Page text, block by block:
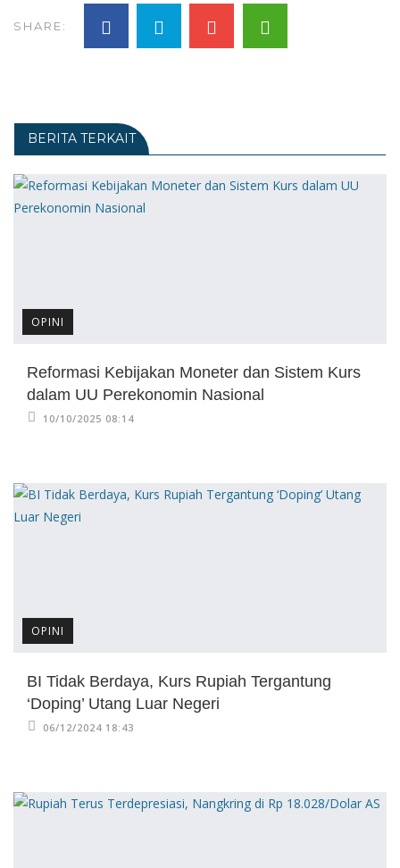
SHARE:
BERITA TERKAIT
OPINI
Reformasi Kebijakan Moneter dan Sistem Kurs
dalam UU Perekonomin Nasional
10/10/2025 08:14
OPINI
BI Tidak Berdaya, Kurs Rupiah Tergantung
‘Doping’ Utang Luar Negeri
06/12/2024 18:43